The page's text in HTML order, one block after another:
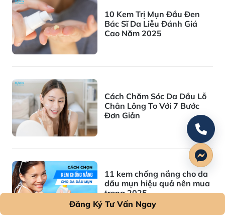
10 Kem Trị Mụn Đầu Đen
Bác Sĩ Da Liễu Đánh Giá
Cao Năm 2025
Cách Chăm Sóc Da Dầu Lỗ
Chân Lông To Với 7 Bước
Đơn Giản
11 kem chống nắng cho da
dầu mụn hiệu quả nên mua
trong 2025
Đăng Ký Tư Vấn Ngay